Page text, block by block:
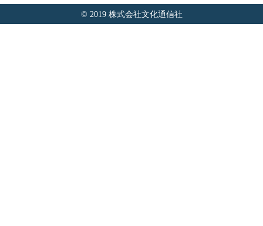
© 2019 株式会社文化通信社